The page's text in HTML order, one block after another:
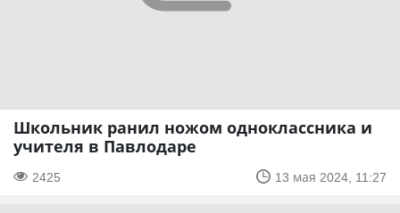
Школьник ранил ножом одноклассника и
учителя в Павлодаре
2425 13 мая 2024, 11:27